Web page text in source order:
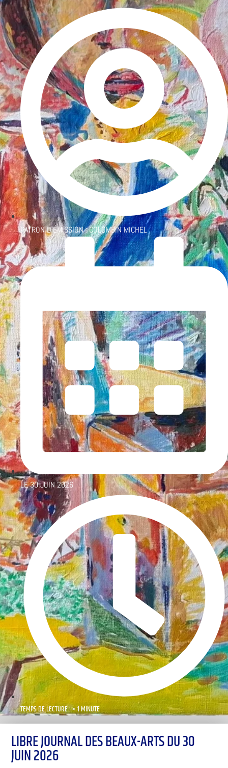
PATRON D'ÉMISSION :COLOMBIN MICHEL
LE30 JUIN 2026
TEMPS DE LECTURE : < 1 MINUTE
LIBRE JOURNAL DES BEAUX-ARTS DU 30
JUIN 2026